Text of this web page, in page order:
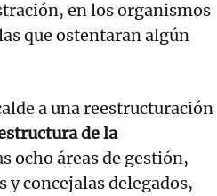
en los organismos
que ostentaran algún
a una reestructuración
de la
ocho áreas de gestión,
y concejalas delegados,